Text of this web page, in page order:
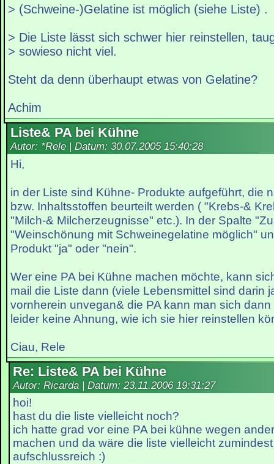
> (Schweine-)Gelatine ist möglich (siehe Liste) .
> Die Liste lässt sich schwer hier reinstellen,
> sowieso nicht viel.
Steht da denn überhaupt etwas von Gelatine?
Achim
Liste& PA bei Kühne
Autor: *Rele | Datum: 30.07.2005 15:40:28
Hi,
in der Liste sind Kühne- Produkte aufgeführt, die
bzw. Inhaltsstoffen beurteilt werden ( "Krebs-&
"Milch-& Milcherzeugnisse" etc.). In der Spalte
"Weinschönung mit Schweinegelatine möglich"
Produkt "ja" oder "nein".
Wer eine PA bei Kühne machen möchte, kann
mail die Liste dann (viele Lebensmittel sind darin
vornherein unvegan& die PA kann man sich
leider keine Ahnung, wie ich sie hier reinstellen
Ciau, Rele
Re: Liste& PA bei Kühne
Autor: Ricarda | Datum: 23.11.2006 19:31:27
hoi!
hast du die liste vielleicht noch?
ich hatte grad vor eine PA bei kühne wegen
machen und da wäre die liste vielleicht
aufschlussreich :)